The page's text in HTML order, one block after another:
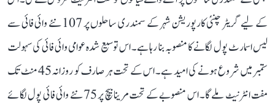
کے لیے گریٹر چنئی کارپوریشن شہر کے سمندری ساحلوں پر 107 نئے وائی فائی سے
لیس اسمارٹ پول لگانے کا منصوبہ بنا رہا ہے۔ اس توسیع شدہ عوامی وائی فائی کی سہولت
ستمبر میں شروع ہونے کی امید ہے۔ اس کے تحت ہر صارف کو روزانہ 45 منٹ تک
مفت انٹرنیٹ ملے گا۔ اس منصوبے کے تحت مرینا بیچ پر 75 نئے وائی فائی پول لگائے